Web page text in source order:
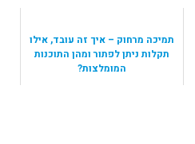
תמיכה מרחוק – איך זה עובד, אילו
תקלות ניתן לפתור ומהן התוכנות
המומלצות?